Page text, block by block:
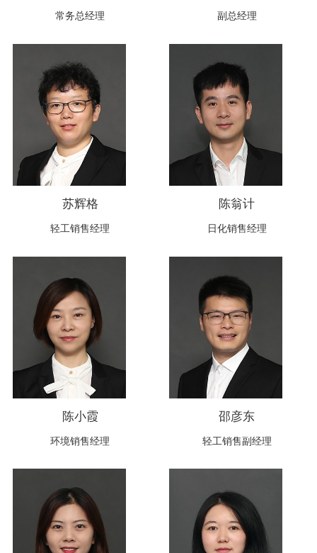
常务总经理 副总经理
苏辉格
轻工销售经理
陈翁计
日化销售经理
陈小霞
环境销售经理
邵彦东
轻工销售副经理